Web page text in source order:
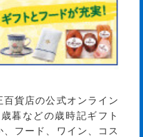
貨店の公式オンライン
暮などの歳時記ギフト
フード、ワイン、コス